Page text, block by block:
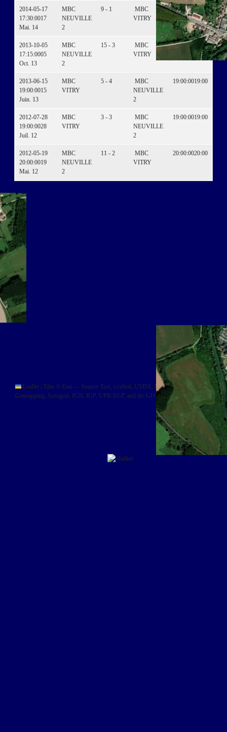
Leaflet Tiles © Esri — Source: Esri, i-cubed, USDA, USGS, AEX, GeoEye,
Getmapping, Aerogrid, IGN, IGP, UPR-EGP, and the GIS User Community
2014-05-17
17:30:0017
Mai. 14
MBC
NEUVILLE
2
9 - 1
MBC
VITRY
17:30:0017:30
2013-10-05
17:15:0005
Oct. 13
MBC
NEUVILLE
2
15 - 3
MBC
VITRY
17:15:0017:15
2013-06-15
19:00:0015
Juin. 13
MBC
VITRY
5 - 4
MBC
NEUVILLE
2
19:00:0019:00
2012-07-28
19:00:0028
Juil. 12
MBC
VITRY
3 - 3
MBC
NEUVILLE
2
19:00:0019:00
2012-05-19
20:00:0019
Mai. 12
MBC
NEUVILLE
2
11 - 2
MBC
VITRY
20:00:0020:00